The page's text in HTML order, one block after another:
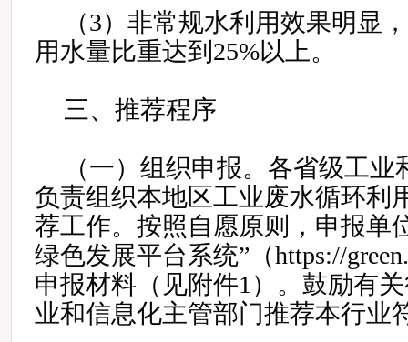
（3）非常规水利用效果明显
用水量比重达到25%以上。
三、推荐程序
（一）组织申报。各省级工
负责组织本地区工业废水循环利
荐工作。按照自愿原则，申报单
绿色发展平台系统”（https://
申报材料（见附件1）。鼓励有
业和信息化主管部门推荐本行业